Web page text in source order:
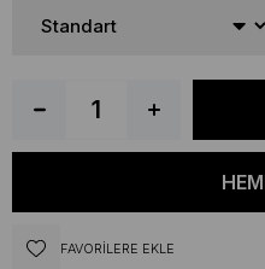
FAVORILERE EKLE